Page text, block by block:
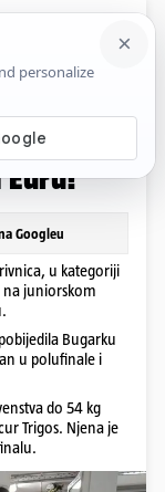
Komentari
Googleu
u kategoriji
juniorskom
Bugarku
u polufinale i
do 54 kg
Trigos. Njena je